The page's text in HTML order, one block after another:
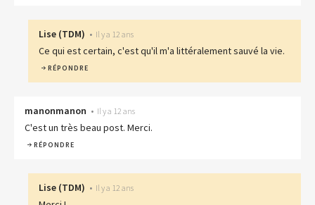
Lise (TDM) • Il y a 12 ans
Ce qui est certain, c'est qu'il m'a littéralement sauvé la vie.
RÉPONDRE
manonmanon • Il y a 12 ans
C'est un très beau post. Merci.
RÉPONDRE
Lise (TDM) • Il y a 12 ans